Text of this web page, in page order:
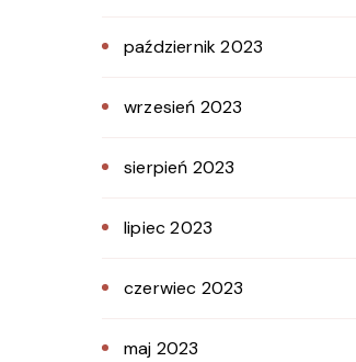
październik 2023
wrzesień 2023
sierpień 2023
lipiec 2023
czerwiec 2023
maj 2023